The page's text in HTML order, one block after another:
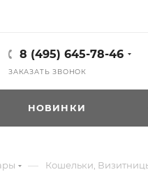
8 (495) 645-78-46
ЗАКАЗАТЬ ЗВОНОК
НОВИНКИ
— Кошельки,